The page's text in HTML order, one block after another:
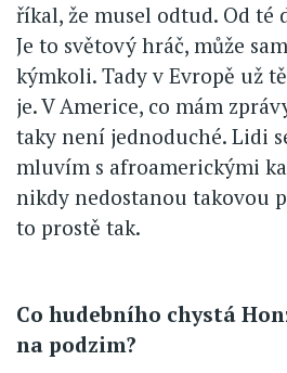
říkal, že musel odtud. Od té
Je to světový hráč, může
kýmkoli. Tady v Evropě už
je. V Americe, co mám
taky není jednoduché. Lidi
mluvím s afroamerickými
nikdy nedostanou takovou
to prostě tak.
Co hudebního chystá
na podzim?